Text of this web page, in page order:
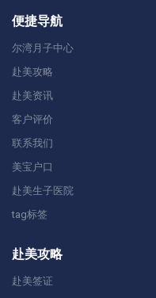
便捷导航
尔湾月子中心
赴美攻略
赴美资讯
客户评价
联系我们
美宝户口
赴美生子医院
tag标签
赴美攻略
赴美签证